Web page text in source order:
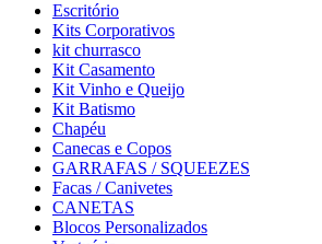
Escritório
Kits Corporativos
kit churrasco
Kit Casamento
Kit Vinho e Queijo
Kit Batismo
Chapéu
Canecas e Copos
GARRAFAS / SQUEEZES
Facas / Canivetes
CANETAS
Blocos Personalizados